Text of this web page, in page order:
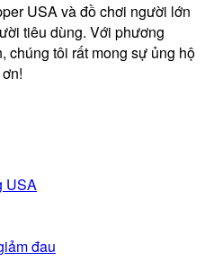
USA và đồ chơi người lớn
tiêu dùng. Với phương
chúng tôi rất mong sự ủng hộ
USA
đau